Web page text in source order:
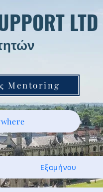
LTD
Mentoring
Εξαμήνου